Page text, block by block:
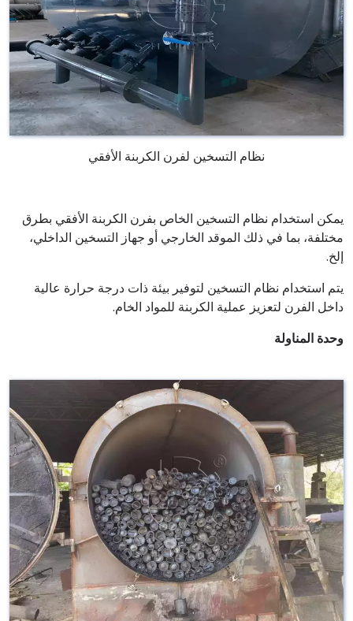
نظام التسخين لفرن الكربنة الأفقي
يمكن استخدام نظام التسخين الخاص بفرن الكربنة الأفقي بطرق
مختلفة، بما في ذلك الموقد الخارجي أو جهاز التسخين الداخلي،
إلخ.
يتم استخدام نظام التسخين لتوفير بيئة ذات درجة حرارة عالية
داخل الفرن لتعزيز عملية الكربنة للمواد الخام.
وحدة المناولة